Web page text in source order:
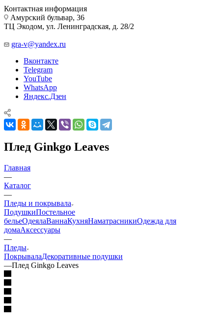
Контактная информация
Амурский бульвар, 36
ТЦ Экодом, ул. Ленинградская, д. 28/2
gra-v@yandex.ru
Вконтакте
Telegram
YouTube
WhatsApp
Яндекс.Дзен
Плед Ginkgo Leaves
Главная
—
Каталог
—
Пледы и покрывала
ПодушкиПостельное
бельеОдеялаВаннаКухняНаматрасникиОдежда для
домаАксессуары
—
Пледы
ПокрывалаДекоративные подушки
—Плед Ginkgo Leaves